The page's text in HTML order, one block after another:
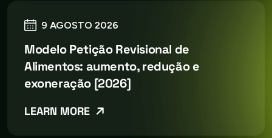
9 AGOSTO 2026
Modelo Petição Revisional de
Alimentos: aumento, redução e
exoneração [2026]
LEARN MORE